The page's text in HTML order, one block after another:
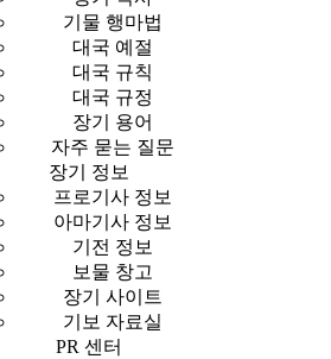
기물 행마법
대국 예절
대국 규칙
대국 규정
장기 용어
자주 묻는 질문
장기 정보
프로기사 정보
아마기사 정보
기전 정보
보물 창고
장기 사이트
기보 자료실
PR 센터